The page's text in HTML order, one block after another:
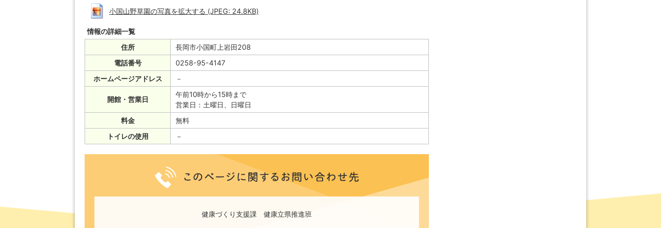
小国山野草園の写真を拡大する (JPEG: 24.8KB)
情報の詳細一覧
住所
長岡市小国町上岩田208
電話番号
0258-95-4147
ホームページアドレス
－
開館・営業日
午前10時から15時まで
営業日：土曜日、日曜日
料金
無料
トイレの使用
－
健康づくり支援課 健康立県推進班